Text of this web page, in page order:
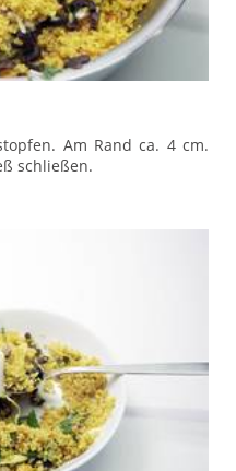
Am Rand ca. 4 cm.
schließen.